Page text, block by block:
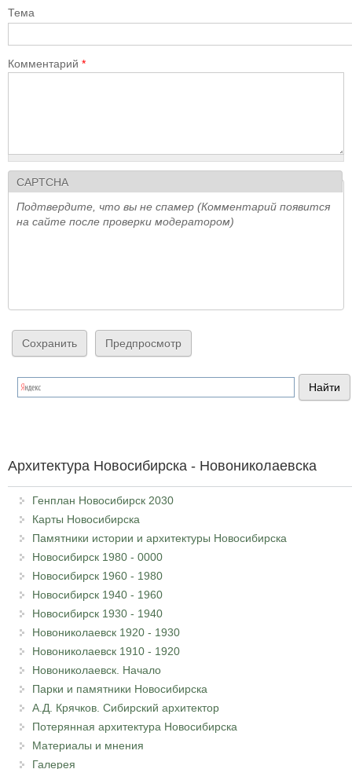
Тема
Комментарий *
CAPTCHA
Подтвердите, что вы не спамер (Комментарий появится
на сайте после проверки модератором)
Архитектура Новосибирска - Новониколаевска
Генплан Новосибирск 2030
Карты Новосибирска
Памятники истории и архитектуры Новосибирска
Новосибирск 1980 - 0000
Новосибирск 1960 - 1980
Новосибирск 1940 - 1960
Новосибирск 1930 - 1940
Новониколаевск 1920 - 1930
Новониколаевск 1910 - 1920
Новониколаевск. Начало
Парки и памятники Новосибирска
А.Д. Крячков. Сибирский архитектор
Потерянная архитектура Новосибирска
Материалы и мнения
Галерея